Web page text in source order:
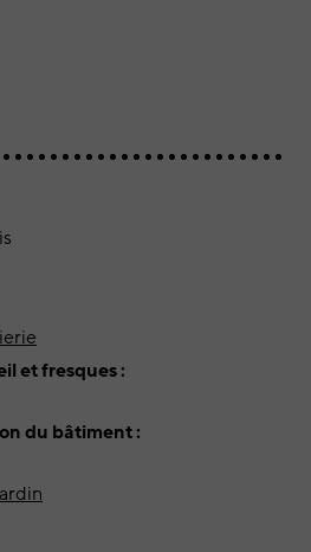
et fresques :
Architecte de la rénovation du bâtiment :